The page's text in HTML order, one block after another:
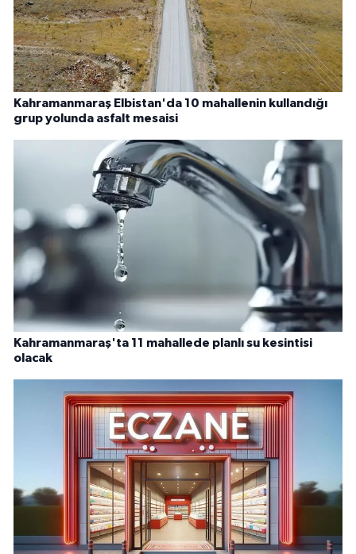
Kahramanmaraş Elbistan'da 10 mahallenin kullandığı
grup yolunda asfalt mesaisi
Kahramanmaraş'ta 11 mahallede planlı su kesintisi
olacak